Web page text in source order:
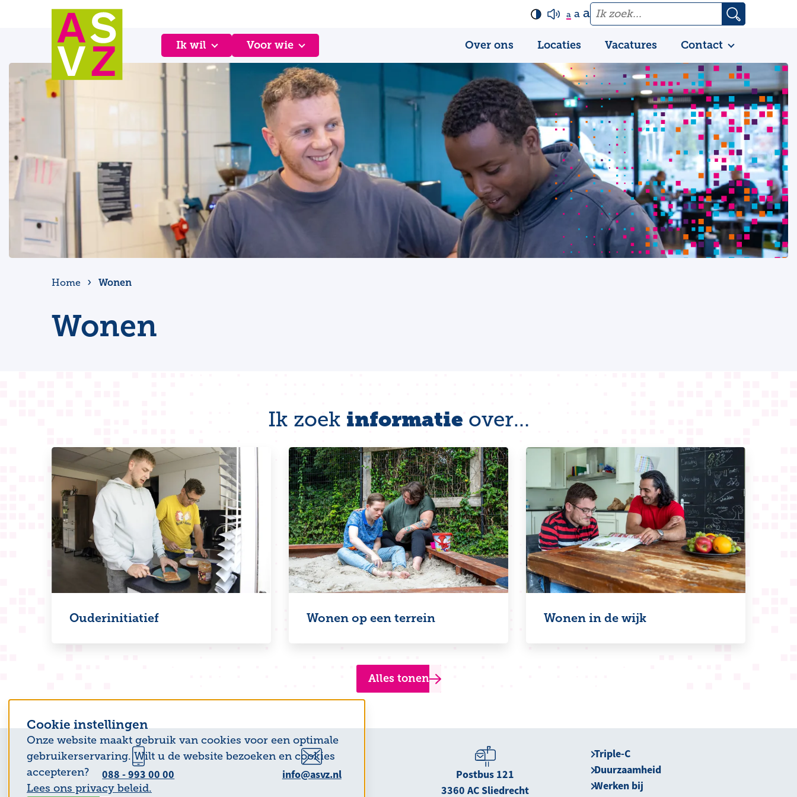
Cookie instellingen
Onze website maakt gebruik van cookies voor een optimale
gebruikerservaring. Wilt u de website bezoeken en cookies
accepteren?
Lees ons privacy beleid.
a a a
Ik wil Voor wie Over ons Locaties Vacatures Contact
Home Wonen
Wonen
Ik zoek informatie over…
Ouderinitiatief Wonen op een terrein Wonen in de wijk
Alles tonen
088 - 993 00 00 info@asvz.nl
Postbus 121
3360 AC Sliedrecht
Triple-C
Duurzaamheid
Werken bij